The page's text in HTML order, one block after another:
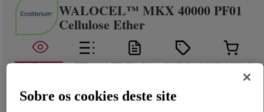
WALOCEL™ MKX 40000 PF01
Cellulose Ether
Sobre os cookies deste site